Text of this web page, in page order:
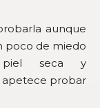
aunque
poco de miedo
seca y
apetece probar